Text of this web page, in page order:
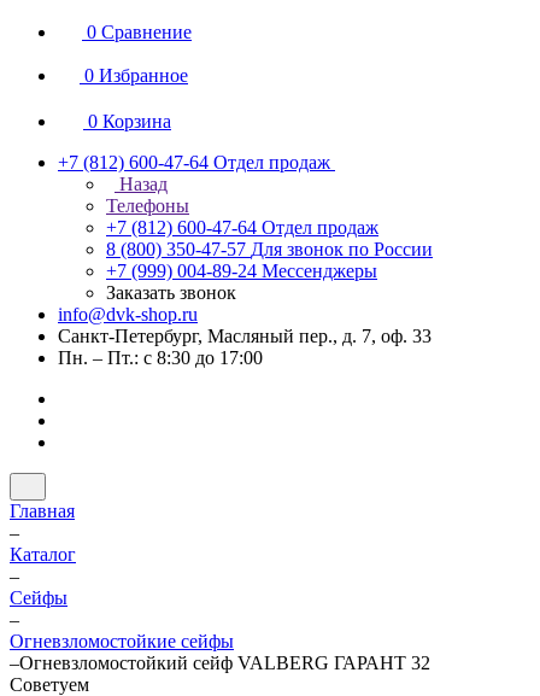
0 Сравнение
0 Избранное
0 Корзина
+7 (812) 600-47-64 Отдел продаж
Назад
Телефоны
+7 (812) 600-47-64 Отдел продаж
8 (800) 350-47-57 Для звонок по России
+7 (999) 004-89-24 Мессенджеры
Заказать звонок
info@dvk-shop.ru
Санкт-Петербург, Масляный пер., д. 7, оф. 33
Пн. – Пт.: с 8:30 до 17:00
Главная
–
Каталог
–
Cейфы
–
Огневзломостойкие сейфы
–Огневзломостойкий сейф VALBERG ГАРАНТ 32
Советуем